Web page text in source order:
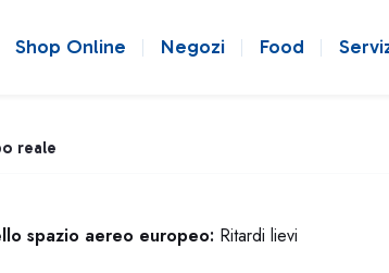
Shop Online Negozi Food
reale
spazio aereo europeo: Ritardi lievi